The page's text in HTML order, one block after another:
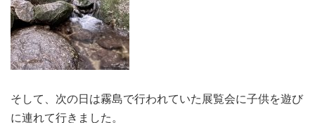
そして、次の日は霧島で行われていた展覧会に子供を遊び
に連れて行きました。